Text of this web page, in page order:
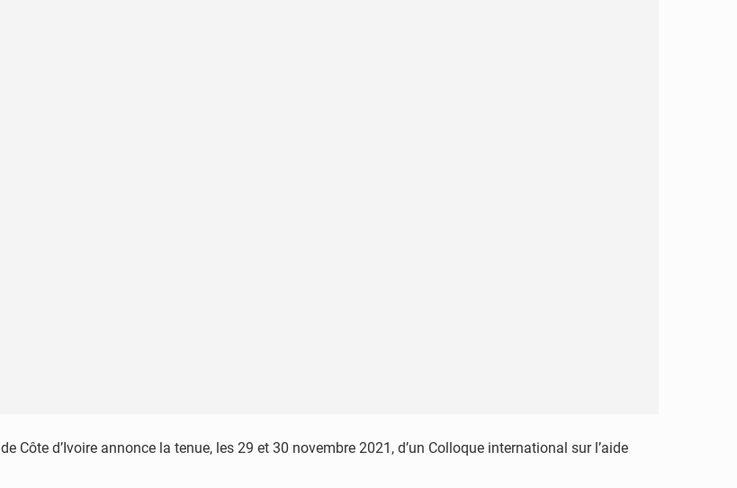
Côte d’Ivoire annonce la tenue, les 29 et 30 novembre 2021, d’un Colloque international sur l’aide